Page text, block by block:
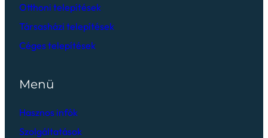
Otthoni telepítések
Társasházi telepítések
Céges telepítések
Menü
Hasznos infók
Szolgáltatások